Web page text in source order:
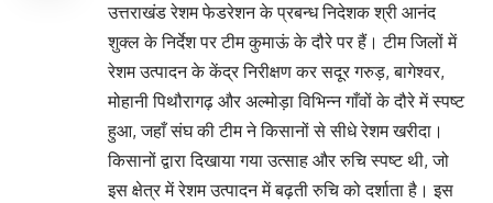
उत्तराखंड रेशम फेडरेशन के प्रबन्ध निदेशक श्री आनंद
शुक्ल के निर्देश पर टीम कुमाऊं के दौरे पर हैं। टीम जिलों में
रेशम उत्पादन के केंद्र निरीक्षण कर सदूर गरुड़, बागेश्वर,
मोहानी पिथौरागढ़ और अल्मोड़ा विभिन्न गाँवों के दौरे में स्पष्ट
हुआ, जहाँ संघ की टीम ने किसानों से सीधे रेशम खरीदा।
किसानों द्वारा दिखाया गया उत्साह और रुचि स्पष्ट थी, जो
इस क्षेत्र में रेशम उत्पादन में बढ़ती रुचि को दर्शाता है। इस